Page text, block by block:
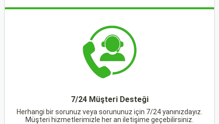
7/24 Müşteri Desteği
Herhangi bir sorunuz veya sorununuz için 7/24 yanınızdayız.
Müşteri hizmetlerimizle her an iletişime geçebilirsiniz.